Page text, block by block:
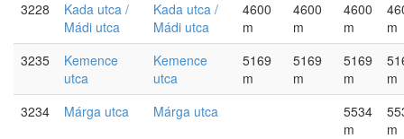
3228
Kada utca /
Mádi utca
Kada utca /
Mádi utca
4600
m
4600
m
4600
m
m
3235
Kemence
utca
Kemence
utca
5169
m
5169
m
5169
m
m
3234
Márga utca Márga utca
5534
m
m